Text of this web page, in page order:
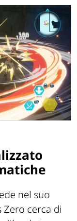
nel suo
Zero cerca di